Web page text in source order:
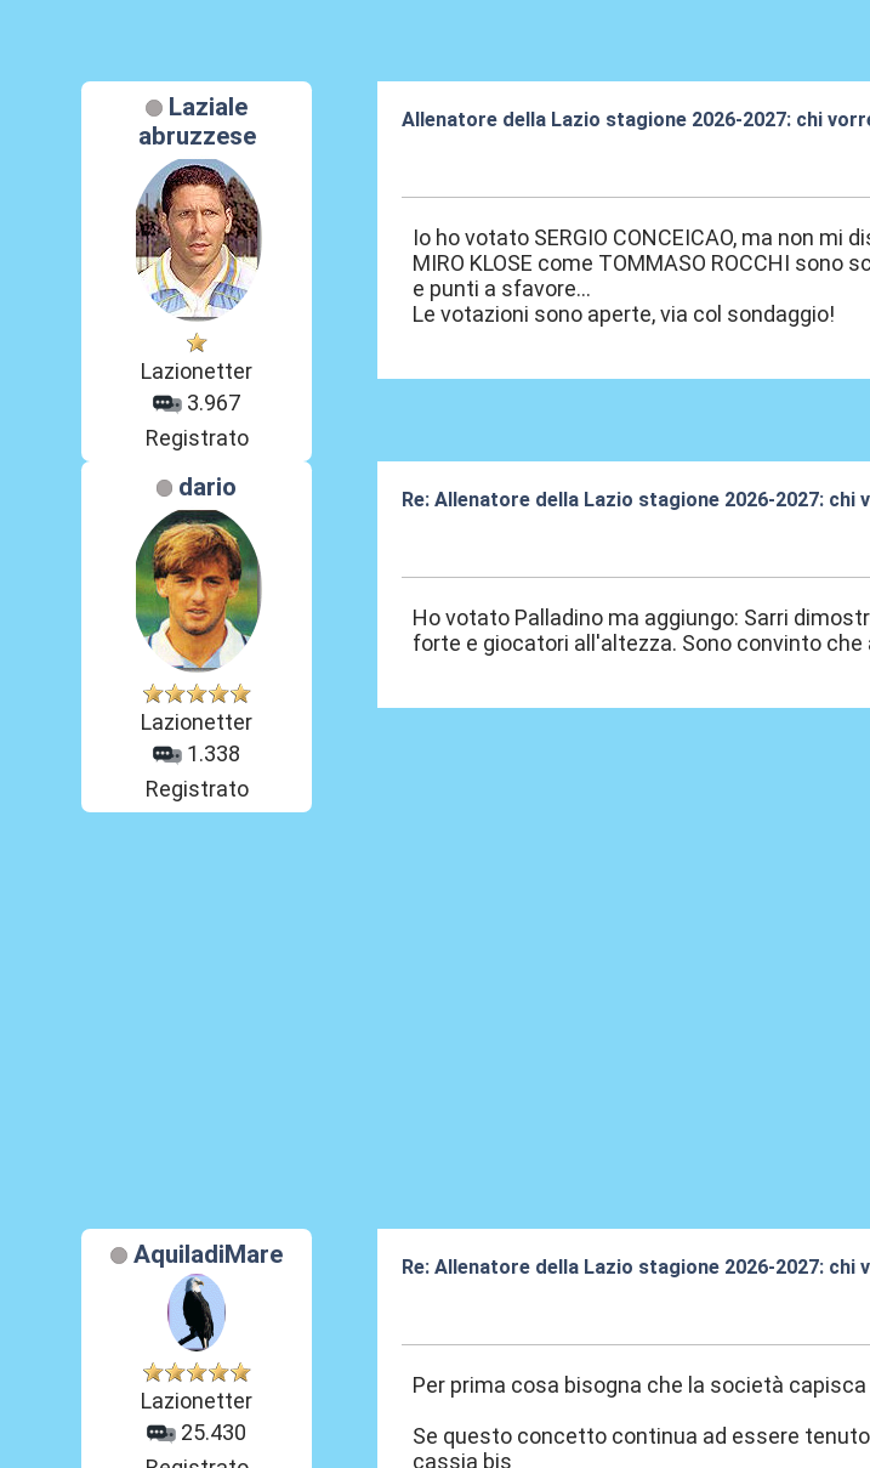
Laziale
abruzzese
Lazionetter
3.967
Registrato
Allenatore della Lazio stagione 2026-2027: chi
Io ho votato SERGIO CONCEICAO, ma non mi
MIRO KLOSE come TOMMASO ROCCHI
e punti a sfavore...
Le votazioni sono aperte, via col sondaggio!
dario
Lazionetter
1.338
Registrato
Re: Allenatore della Lazio stagione 2026-2027:
Ho votato Palladino ma aggiungo: Sarri
forte e giocatori all'altezza. Sono convinto che
AquiladiMare
Lazionetter
25.430
Re: Allenatore della Lazio stagione 2026-2027:
Per prima cosa bisogna che la società
Se questo concetto continua ad essere
cassia bis